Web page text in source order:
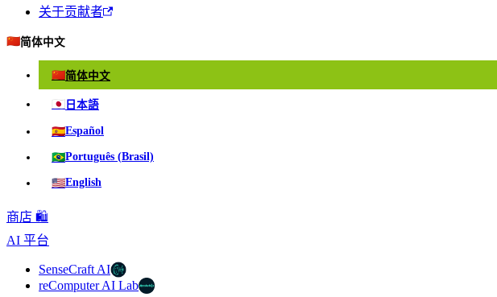
关于贡献者
🇨🇳简体中文
🇨🇳简体中文
🇯🇵 日本語
🇪🇸Español
🇧🇷Português (Brasil)
🇺🇸English
商店 🛍️
AI 平台
SenseCraft AI
reComputer AI Lab